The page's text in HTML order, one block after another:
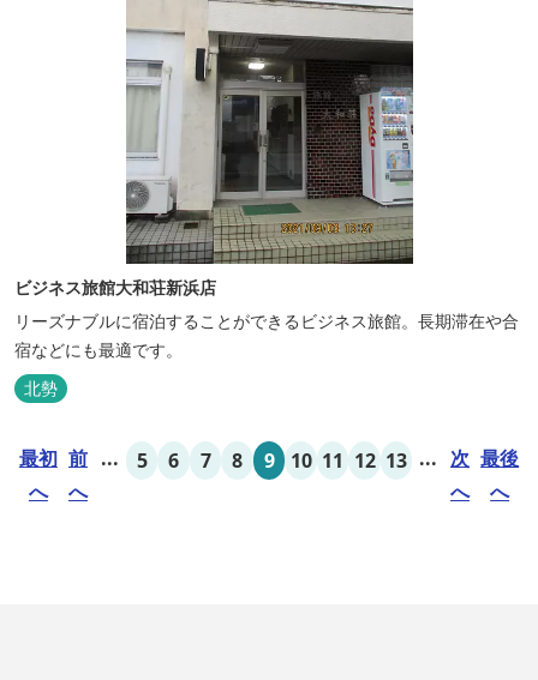
ビジネス旅館大和荘新浜店
リーズナブルに宿泊することができるビジネス旅館。長期滞在や合
宿などにも最適です。
北勢
最初
へ
前
へ
... 5 6 7 8 9 10 11 12 13 ... 次
へ
最後
へ